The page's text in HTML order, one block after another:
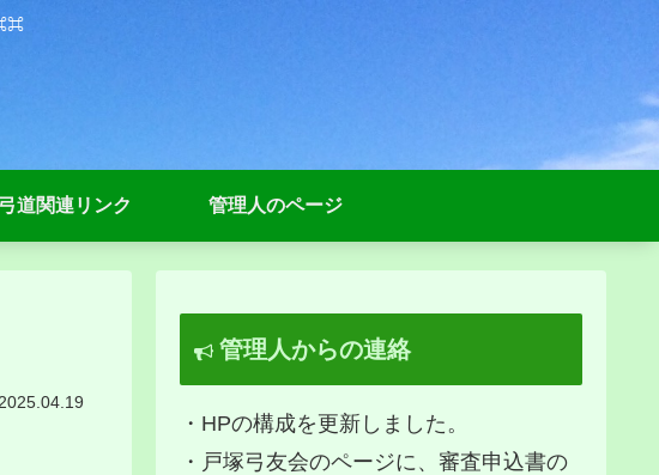
弓道関連リンク 管理人のページ
2025.04.19
管理人からの連絡
・HPの構成を更新しました。
・戸塚弓友会のページに、審査申込書の